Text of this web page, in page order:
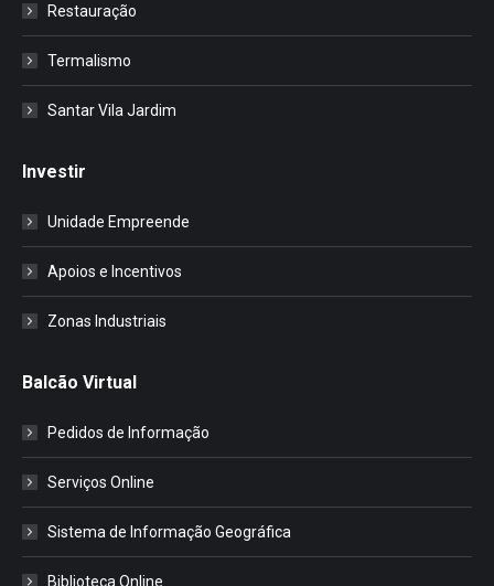
Restauração
Termalismo
Santar Vila Jardim
Investir
Unidade Empreende
Apoios e Incentivos
Zonas Industriais
Balcão Virtual
Pedidos de Informação
Serviços Online
Sistema de Informação Geográfica
Biblioteca Online